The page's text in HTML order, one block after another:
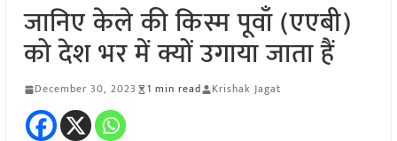
जानिए केले की किस्म पूवाँ (एएबी)
को देश भर में क्यों उगाया जाता हैं
December 30, 2023 1 min read Krishak Jagat